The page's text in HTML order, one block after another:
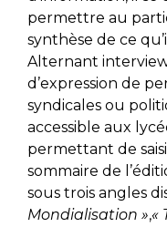
permettre au
synthèse de ce
Alternant
d’expression de
syndicales ou
accessible aux
permettant de
sommaire de
sous trois angles
Mondialisation »,«